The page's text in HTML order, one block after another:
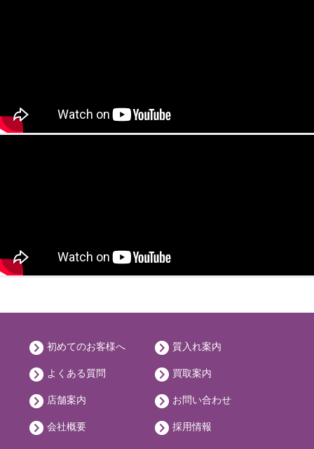
初めてのお客様へ 質入れ案内
よくある質問 買取案内
店舗案内 お問い合わせ
会社概要 採用情報